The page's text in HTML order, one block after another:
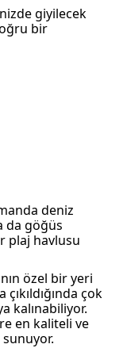
giyilecek
bir
deniz
da göğüs
plaj havlusu
özel bir yeri
çok
kalınabiliyor.
en kaliteli ve